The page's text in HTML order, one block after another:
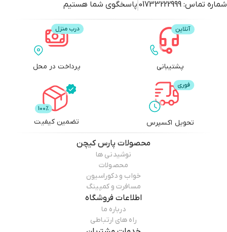
شماره تماس: 01733222999 پاسخگوی شما هستیم
پشتیبانی پرداخت در محل
تحویل اکسپرس تضمین کیفیت
محصولات پارس کیچن
نوشیدنی ها
محصولات
خواب و دکوراسیون
مسافرت و کمپینگ
اطلاعات فروشگاه
درباره ما
راه های ارتباطی